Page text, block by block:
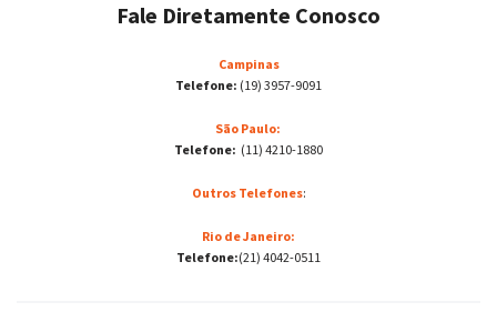
Fale Diretamente Conosco
Campinas
Telefone: (19) 3957-9091
São Paulo:
Telefone: (11) 4210-1880
Outros Telefones:
Rio de Janeiro:
Telefone:(21) 4042-0511